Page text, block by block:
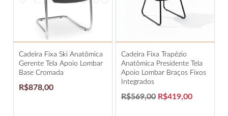
Cadeira Fixa Ski Anatômica
Gerente Tela Apoio Lombar
Base Cromada
R$878,00
Cadeira Fixa Trapézio
Anatômica Presidente Tela
Apoio Lombar Braços Fixos
Integrados
R$569,00 R$419,00